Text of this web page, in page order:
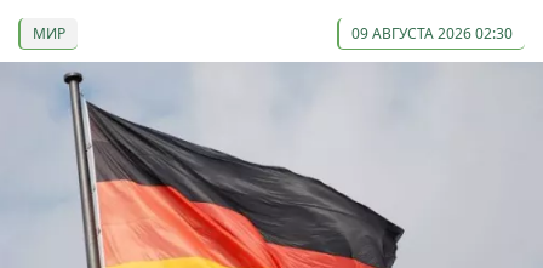
МИР 09 АВГУСТА 2026 02:30